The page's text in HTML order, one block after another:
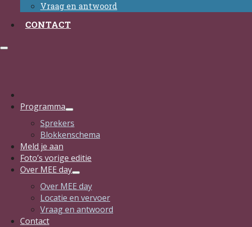
Vraag en antwoord
CONTACT
Programma
Sprekers
Blokkenschema
Meld je aan
Foto’s vorige editie
Over MEE day
Over MEE day
Locatie en vervoer
Vraag en antwoord
Contact